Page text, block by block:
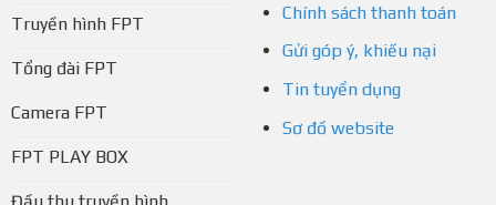
Truyền hình FPT
Tổng đài FPT
Camera FPT
FPT PLAY BOX
Đầu thu truyền hình
Chính sách thanh toán
Gửi góp ý, khiếu nại
Tin tuyển dụng
Sơ đồ website